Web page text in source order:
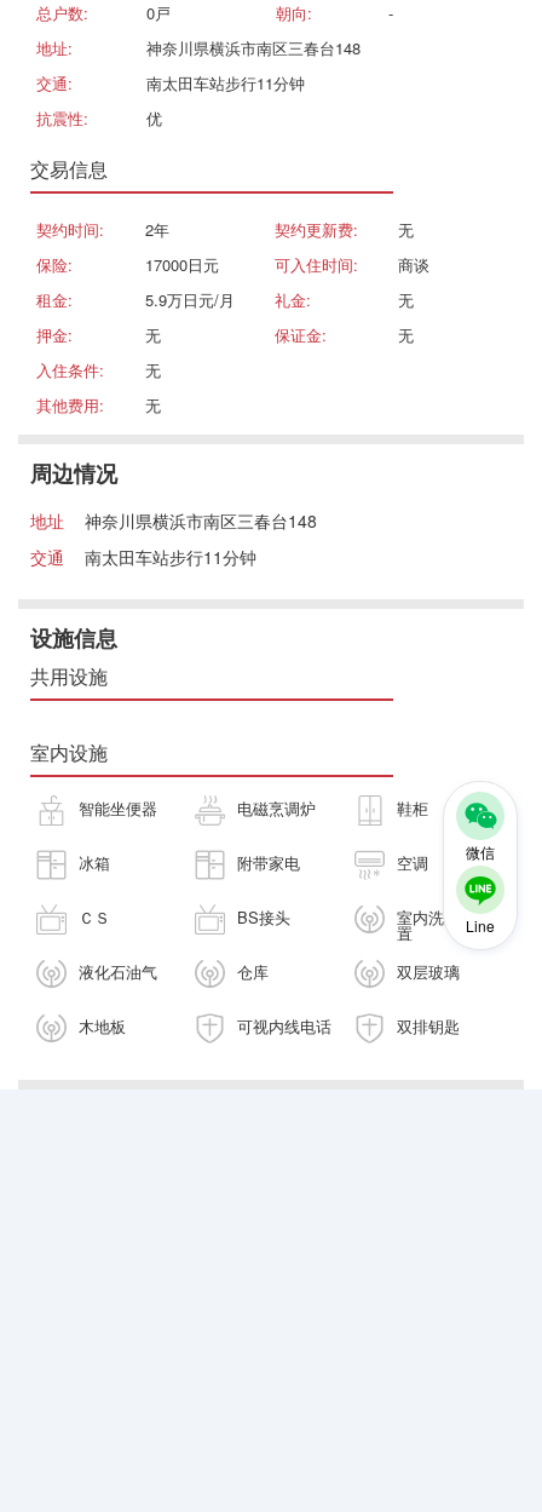
微信
Line
总户数:
0戸 朝向:
-
地址:
神奈川県横浜市南区三春台148
交通:
南太田车站步行11分钟
抗震性:
优
交易信息
契约时间: 2年 契约更新费:
无
保险:
17000日元 可入住时间:
商谈
租金:
5.9万日元/月 礼金:
无
押金:
无 保证金:
无
入住条件:
无
其他费用:
无
周边情况
地址
神奈川県横浜市南区三春台148
交通
南太田车站步行11分钟
设施信息
共用设施
室内设施
智能坐便器 电磁烹调炉 鞋柜
冰箱 附带家电 空调
ＣＳ BS接头 室内洗衣机放
置
液化石油气
仓库 双层玻璃
木地板 可视内线电话 双排钥匙